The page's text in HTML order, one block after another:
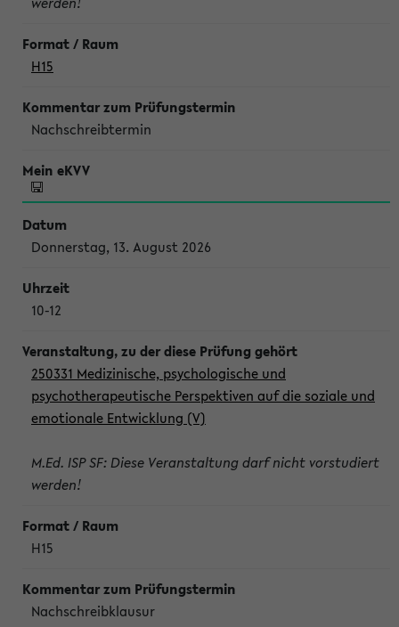
H15
Nachschreibtermin
Donnerstag, 13. August 2026
10-12
250331 Medizinische, psychologische und
psychotherapeutische Perspektiven auf die soziale und
emotionale Entwicklung (V)
M.Ed. ISP SF: Diese Veranstaltung darf nicht vorstudiert
werden!
H15
Nachschreibklausur